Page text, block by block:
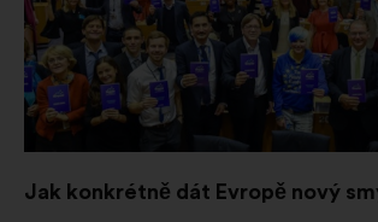
Jak konkrétně dát Evropě nový